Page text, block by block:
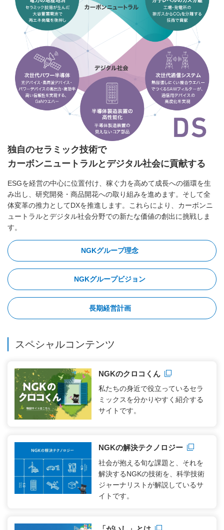
独自のセラミック技術で
カーボンニュートラルとデジタル社会に貢献する
ESGを経営の中心に位置付け、稼ぐ力を高めて成長への循環を生
み出し、研究開発・商品開花への取り組みを進めます。そして全
体変革の推力としてDXを推進します。これらにより、カーボンニ
ュートラルとデジタル社会分野での新たな価値の創出に挑戦しま
す。
NGKグループ理念
NGKグループビジョン
長期経営計画
スペシャルコンテンツ
NGKのクロコくん
私たちの身近で役立っているセラ
ミックスを分かりやすく紹介する
サイトです。
新規ウィンドウを開きます
NGKの解決テクノロジー
社会が抱える旬な課題と、それを
解決するNGKの技術を、科学技術
ジャーナリストが解説しているサ
イトです。
新規ウィンドウを開きます